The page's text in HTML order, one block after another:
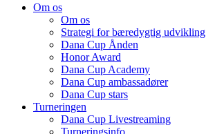
Om os
Om os
Strategi for bæredygtig udvikling
Dana Cup Ånden
Honor Award
Dana Cup Academy
Dana Cup ambassadører
Dana Cup stars
Turneringen
Dana Cup Livestreaming
Turneringsinfo